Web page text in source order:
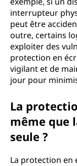
interrupteur
peut être
outre, certains
exploiter des
protection en
vigilant et de
jour pour
La
même que
seule ?
La protection